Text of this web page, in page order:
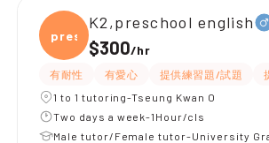
presc
K2,preschool english
$300/hr
有耐性 有愛心 提供練習題/試題
1 to 1 tutoring-Tseung Kwan O
Two days a week-1Hour/cls
Male tutor/Female tutor-University